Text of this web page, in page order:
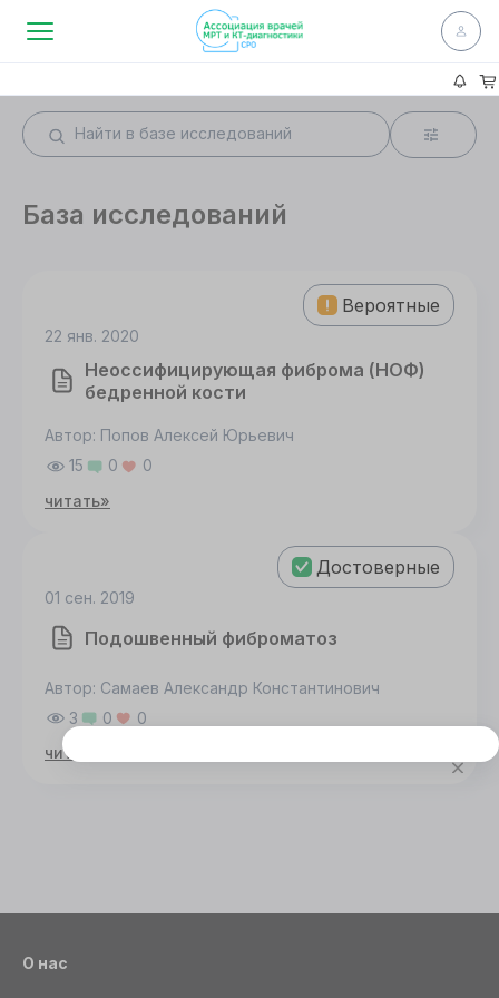
База исследований
Вероятные
22 янв. 2020
Неоссифицирующая фиброма (НОФ)
бедренной кости
Автор: Попов Алексей Юрьевич
15
0
0
читать»
Достоверные
01 сен. 2019
Подошвенный фиброматоз
Автор: Самаев Александр Константинович
3
0
0
читать»
О нас
Этот сайт использует cookie